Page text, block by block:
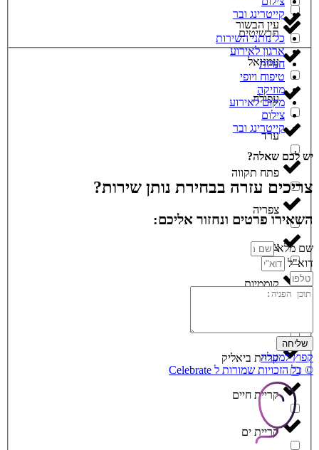
תכשיטים
עין הבשור
עמנואל
עפולה
ערד
פתח תקווה
צפריה
צפת
קוממיות
קריית ביאליק
קריית חיים
קריית ים
קייטרינג ובר
כל נותני השירות
ארגון לאירוע
חנויות
טיפוח ויופי
מוזיקה
מקום לאירוע
צילום
קייטרינג ובר
יש לכם שאלה?
צריכים עזרה בבחירת נותן שירות?
השאירו פרטים ונחזור אליכם:
שם מלא
דוא"ל
שליחה
קפוץ למעלה
© כל הזכויות שמורות ל Celebrate